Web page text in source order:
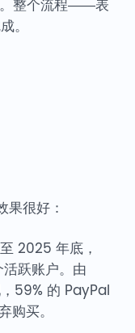
。整个流程——表
。
很好：
2025 年底，
跃账户。由
59% 的 PayPal
购买。